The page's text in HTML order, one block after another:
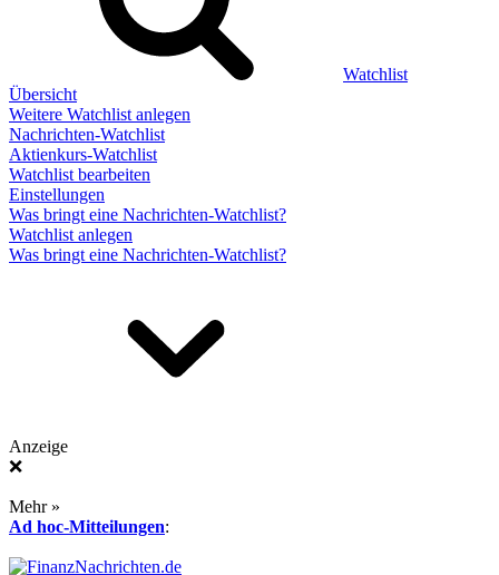
Watchlist
Übersicht
Weitere Watchlist anlegen
Nachrichten-Watchlist
Aktienkurs-Watchlist
Watchlist bearbeiten
Einstellungen
Was bringt eine Nachrichten-Watchlist?
Watchlist anlegen
Was bringt eine Nachrichten-Watchlist?
Anzeige
❌
Mehr »
Ad hoc-Mitteilungen: